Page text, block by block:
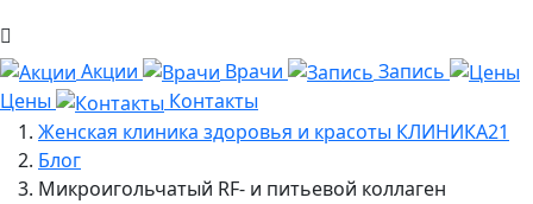
Акции Врачи
Запись
Цены
Контакты
Женская клиника здоровья и красоты КЛИНИКА21
Блог
Микроигольчатый RF- и питьевой коллаген